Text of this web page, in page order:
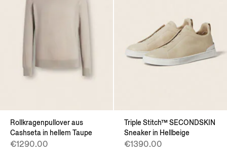
Rollkragenpullover aus
Cashseta in hellem Taupe
€1290.00
Triple Stitch™ SECONDSKIN
Sneaker in Hellbeige
€1390.00